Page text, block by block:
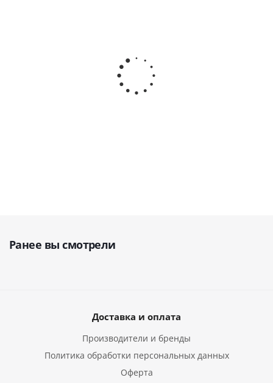
FPB-EC Угловой наконечник · NSK Nakanishi (Япония)
Ранее вы смотрели
Доставка и оплата
Производители и бренды
Политика обработки персональных данных
Оферта